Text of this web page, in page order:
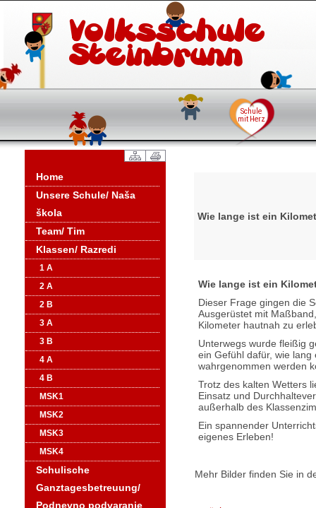
Home
Unsere Schule/ Naša
škola
Team/ Tim
Klassen/ Razredi
1 A
2 A
2 B
3 A
3 B
4 A
4 B
MSK1
MSK2
MSK3
MSK4
Schulische
Ganztagesbetreuung/
Podnevno podvaranje
Wie lange ist ein
Wie lange ist ein
Dieser Frage gingen die
Ausgerüstet mit
Kilometer hautnah zu
Unterwegs wurde fleißig
ein Gefühl dafür, wie
wahrgenommen werden
Trotz des kalten Wetters
Einsatz und
außerhalb des
Ein spannender
eigenes Erleben!
Mehr Bilder finden Sie in